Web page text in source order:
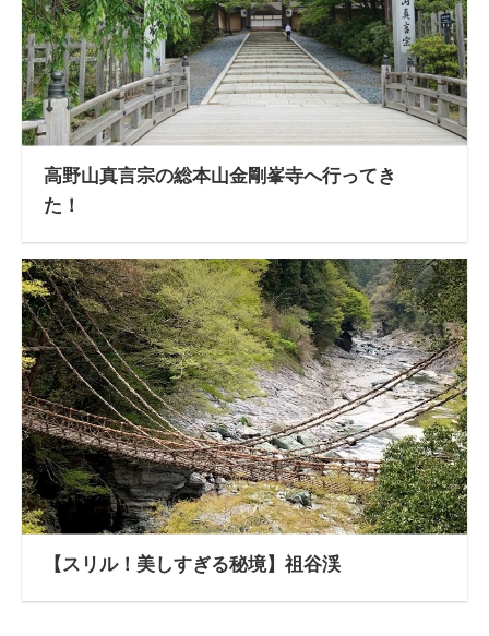
高野山真言宗の総本山金剛峯寺へ行ってき
た！
【スリル！美しすぎる秘境】祖谷渓